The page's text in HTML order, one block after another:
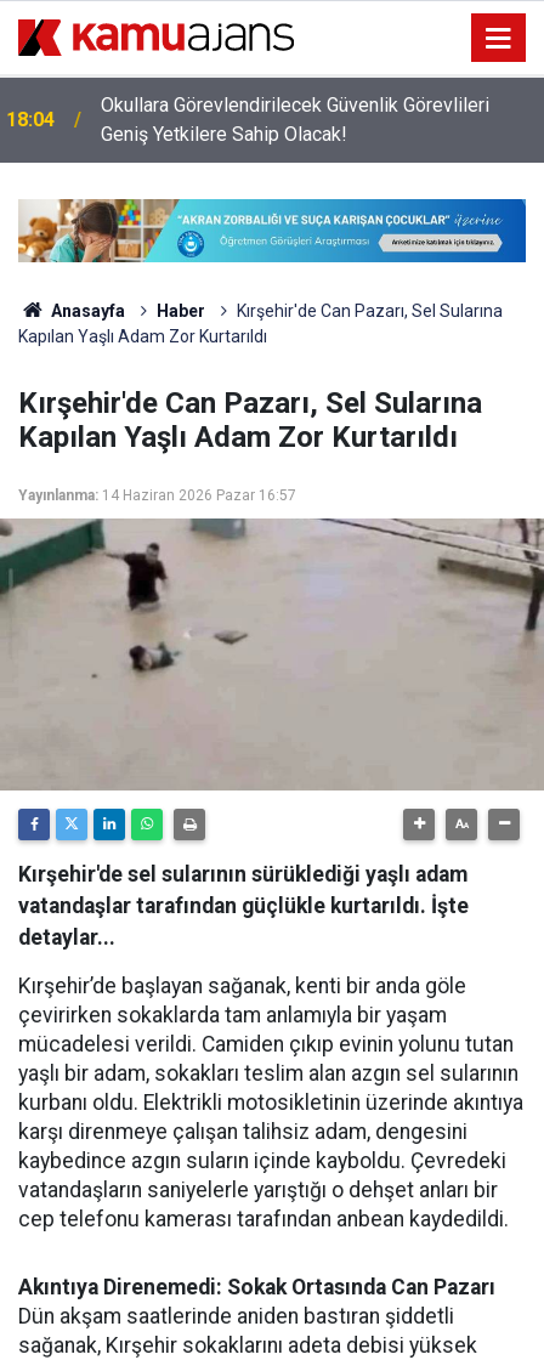
18:04
Okullara Görevlendirilecek Güvenlik Görevlileri
Geniş Yetkilere Sahip Olacak!
Anasayfa Haber
Kırşehir'de Can Pazarı, Sel Sularına
Kapılan Yaşlı Adam Zor Kurtarıldı
Kırşehir'de Can Pazarı, Sel Sularına
Kapılan Yaşlı Adam Zor Kurtarıldı
Yayınlanma: 14 Haziran 2026 Pazar 16:57
Kırşehir'de sel sularının sürüklediği yaşlı adam
vatandaşlar tarafından güçlükle kurtarıldı. İşte
detaylar...
Kırşehir’de başlayan sağanak, kenti bir anda göle
çevirirken sokaklarda tam anlamıyla bir yaşam
mücadelesi verildi. Camiden çıkıp evinin yolunu tutan
yaşlı bir adam, sokakları teslim alan azgın sel sularının
kurbanı oldu. Elektrikli motosikletinin üzerinde akıntıya
karşı direnmeye çalışan talihsiz adam, dengesini
kaybedince azgın suların içinde kayboldu. Çevredeki
vatandaşların saniyelerle yarıştığı o dehşet anları bir
cep telefonu kamerası tarafından anbean kaydedildi.
Akıntıya Direnemedi: Sokak Ortasında Can Pazarı
Dün akşam saatlerinde aniden bastıran şiddetli
sağanak, Kırşehir sokaklarını adeta debisi yüksek